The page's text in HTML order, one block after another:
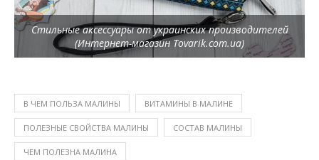
Стильные аксессуары от украинских производителей
(Интернет-магазин Tovarik.com.ua)
В ЧЕМ ПОЛЬЗА МАЛИНЫ ВИТАМИНЫ В МАЛИНЕ
ПОЛЕЗНЫЕ СВОЙСТВА МАЛИНЫ СОСТАВ МАЛИНЫ
ЧЕМ ПОЛЕЗНА МАЛИНА